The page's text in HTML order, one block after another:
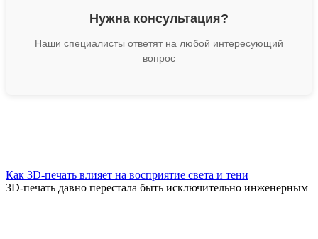
Нужна консультация?
Наши специалисты ответят на любой интересующий
вопрос
Как 3D-печать влияет на восприятие света и тени
3D-печать давно перестала быть исключительно инженерным